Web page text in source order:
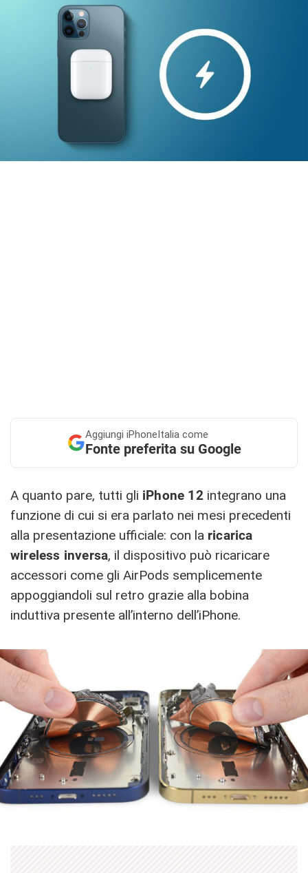
Aggiungi iPhoneItalia come
Fonte preferita su Google
A quanto pare, tutti gli iPhone 12integrano una
funzione di cui si era parlato nei mesi precedenti
alla presentazione ufficiale: con la ricarica
wireless inversa, il dispositivo può ricaricare
accessori come gli AirPods semplicemente
appoggiandoli sul retro grazie alla bobina
induttiva presente all’interno dell’iPhone.